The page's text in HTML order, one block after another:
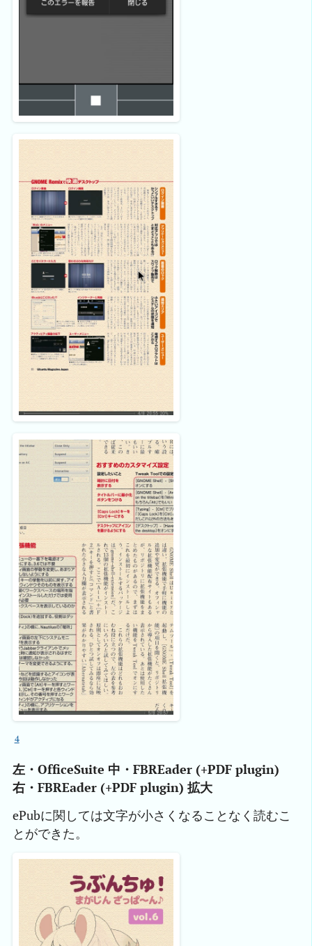
4
左・OfficeSuite 中・FBREader (+PDF plugin)
右・FBREader (+PDF plugin) 拡大
ePubに関しては文字が小さくなることなく読むこ
とができた。